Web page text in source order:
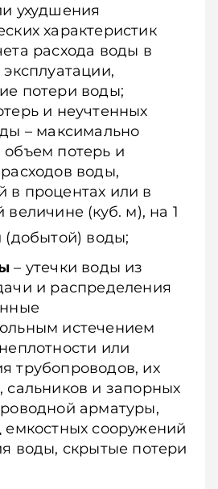
ухудшения
характеристик
расхода воды в
потери воды;
и неучтенных
– максимально
потерь и
воды,
процентах или в
величине (куб. м), на 1
(добытой) воды;
– утечки воды из
и распределения
истечением
или
трубопроводов, их
сальников и запорных
арматуры,
сооружений
воды, скрытые потери